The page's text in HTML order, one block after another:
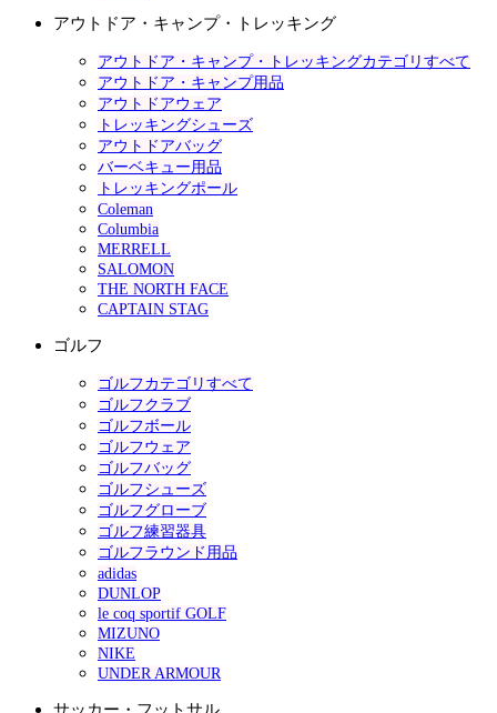
アウトドア・キャンプ・トレッキング
アウトドア・キャンプ・トレッキングカテゴリすべて
アウトドア・キャンプ用品
アウトドアウェア
トレッキングシューズ
アウトドアバッグ
バーベキュー用品
トレッキングポール
Coleman
Columbia
MERRELL
SALOMON
THE NORTH FACE
CAPTAIN STAG
ゴルフ
ゴルフカテゴリすべて
ゴルフクラブ
ゴルフボール
ゴルフウェア
ゴルフバッグ
ゴルフシューズ
ゴルフグローブ
ゴルフ練習器具
ゴルフラウンド用品
adidas
DUNLOP
le coq sportif GOLF
MIZUNO
NIKE
UNDER ARMOUR